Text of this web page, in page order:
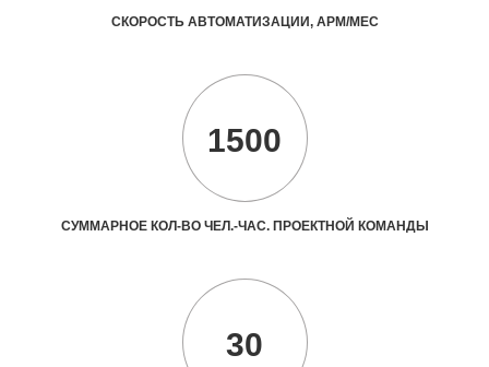
СКОРОСТЬ АВТОМАТИЗАЦИИ, АРМ/МЕС
1500
СУММАРНОЕ КОЛ-ВО ЧЕЛ.-ЧАС. ПРОЕКТНОЙ КОМАНДЫ
30